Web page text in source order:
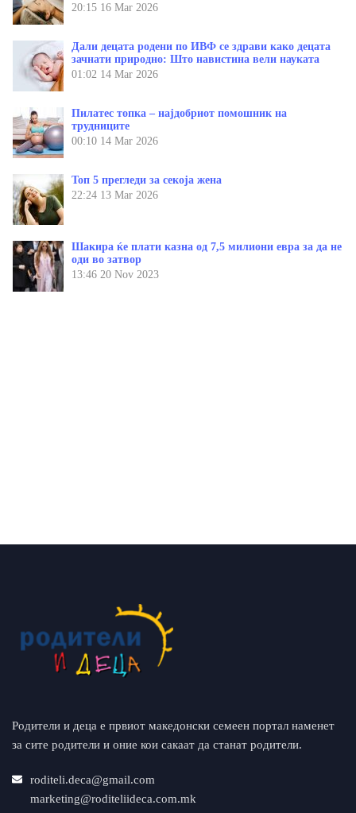
20:15 16 Mar 2026
Дали децата родени по ИВФ се здрави како децата
зачнати природно: Што навистина вели науката
01:02 14 Mar 2026
Пилатес топка – најдобриот помошник на
трудниците
00:10 14 Mar 2026
Топ 5 прегледи за секоја жена
22:24 13 Mar 2026
Шакира ќе плати казна од 7,5 милиони евра за да не
оди во затвор
13:46 20 Nov 2023
Родители и деца е првиот македонски семеен портал наменет
за сите родители и оние кои сакаат да станат родители.
roditeli.deca@gmail.com
marketing@roditeliideca.com.mk